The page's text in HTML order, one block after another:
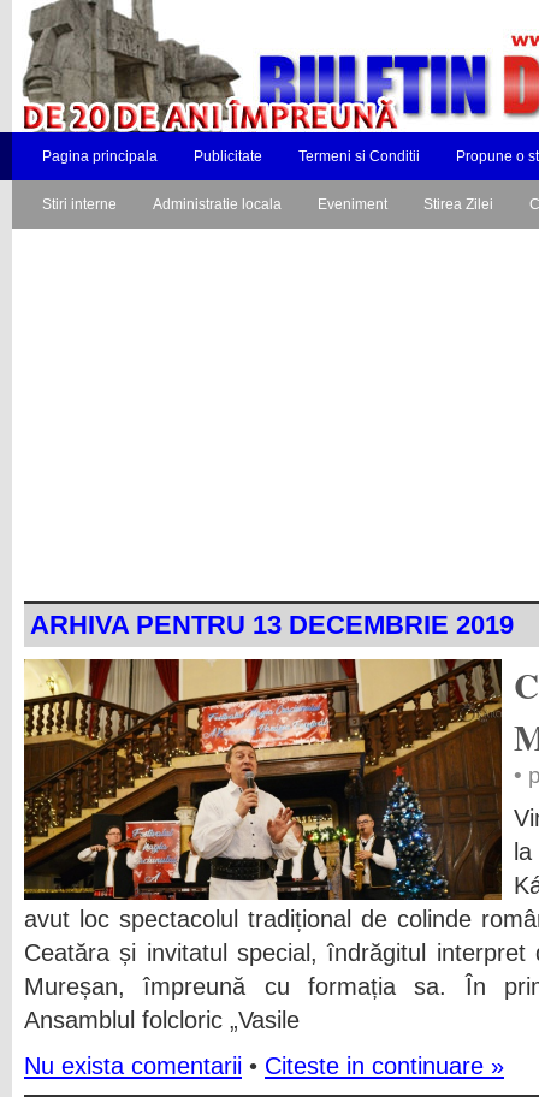
Pagina principala Publicitate Termeni si Conditii Propune o
Stiri interne Administratie locala Eveniment Stirea Zilei
ARHIVA PENTRU 13 DECEMBRIE 2019
•
avut loc spectacolul tradițional de colinde
Ceatăra și invitatul special, îndrăgitul interpret
Mureșan, împreună cu formația sa. În
Ansamblul folcloric „Vasile
Nu exista comentarii • Citeste in continuare »